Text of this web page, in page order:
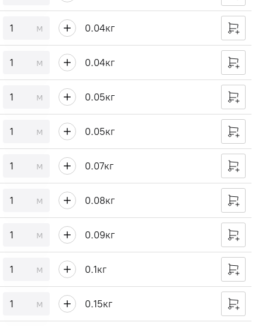
м 0.04кг
м 0.04кг
м 0.05кг
м 0.05кг
м 0.07кг
м 0.08кг
м 0.09кг
м 0.1кг
м 0.15кг